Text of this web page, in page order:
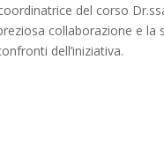
del corso
collaborazione e la
dell’iniziativa.